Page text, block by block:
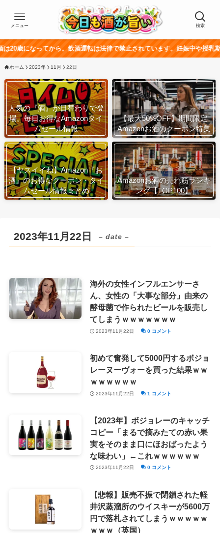
検索
メニュー
なってから。飲酒運転は法律で禁止されています。妊娠中や授乳期の飲
ホーム 2023年 11月 22日
人気の『酒』が日替わりで登
場。毎日お得なAmazonタイ
ムセール情報
【最大50%OFF】期間限定
Amazonお酒のクーポン特集
【ヤスイイね】Amazon『お
酒』のお得なクーポン・タイ
ムセール情報まとめ
Amazonお酒の売れ筋ランキ
ング【TOP100】
2023年11月22日 – date –
海外の女性インフルエンサーさ
ん、女性の「大事な部分」由来の
酵母菌で作られたビールを販売し
てしまうｗｗｗｗｗｗｗ
2023年11月22日 0 コメント
初めて奮発して5000円するボジョ
レーヌーヴォーを買った結果ｗｗ
ｗｗｗｗｗｗ
2023年11月22日 1 コメント
【2023年】ボジョレーのキャッチ
コピー「まるで摘みたての赤い果
実をそのまま口にほおばったよう
な味わい」←これｗｗｗｗｗｗ
2023年11月22日 0 コメント
【悲報】販売不振で閉鎖された軽
井沢蒸溜所のウイスキーが5600万
円で落札されてしまうｗｗｗｗｗ
ｗｗｗ（英国）